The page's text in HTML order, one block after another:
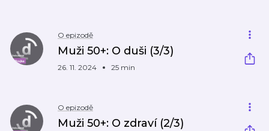
O epizodě
Muži 50+: O duši (3/3)
26. 11. 2024 25 min
O epizodě
Muži 50+: O zdraví (2/3)